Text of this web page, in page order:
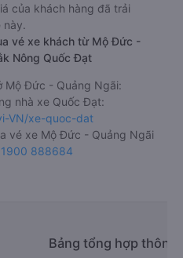
của khách hàng đã trải
này.
vé xe khách từ Mộ Đức -
Nông Quốc Đạt
Mộ Đức - Quảng Ngãi:
nhà xe Quốc Đạt:
VN/xe-quoc-dat
vé xe Mộ Đức - Quảng Ngãi
1900 888684
Bảng tổng hợp